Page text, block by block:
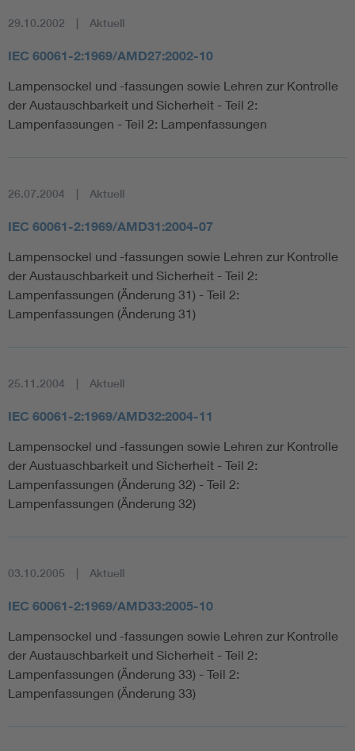
29.10.2002 Aktuell
IEC 60061-2:1969/AMD27:2002-10
Lampensockel und -fassungen sowie Lehren zur Kontrolle
der Austauschbarkeit und Sicherheit - Teil 2:
Lampenfassungen - Teil 2: Lampenfassungen
26.07.2004 Aktuell
IEC 60061-2:1969/AMD31:2004-07
Lampensockel und -fassungen sowie Lehren zur Kontrolle
der Austauschbarkeit und Sicherheit - Teil 2:
Lampenfassungen (Änderung 31) - Teil 2:
Lampenfassungen (Änderung 31)
25.11.2004 Aktuell
IEC 60061-2:1969/AMD32:2004-11
Lampensockel und -fassungen sowie Lehren zur Kontrolle
der Austuaschbarkeit und Sicherheit - Teil 2:
Lampenfassungen (Änderung 32) - Teil 2:
Lampenfassungen (Änderung 32)
03.10.2005 Aktuell
IEC 60061-2:1969/AMD33:2005-10
Lampensockel und -fassungen sowie Lehren zur Kontrolle
der Austauschbarkeit und Sicherheit - Teil 2:
Lampenfassungen (Änderung 33) - Teil 2:
Lampenfassungen (Änderung 33)